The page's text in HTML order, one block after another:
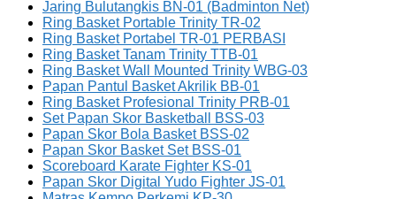
Jaring Bulutangkis BN-01 (Badminton Net)
Ring Basket Portable Trinity TR-02
Ring Basket Portabel TR-01 PERBASI
Ring Basket Tanam Trinity TTB-01
Ring Basket Wall Mounted Trinity WBG-03
Papan Pantul Basket Akrilik BB-01
Ring Basket Profesional Trinity PRB-01
Set Papan Skor Basketball BSS-03
Papan Skor Bola Basket BSS-02
Papan Skor Basket Set BSS-01
Scoreboard Karate Fighter KS-01
Papan Skor Digital Yudo Fighter JS-01